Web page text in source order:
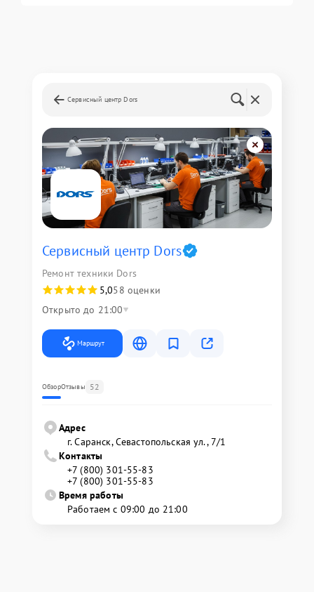
Сервисный центр Dors
Сервисный центр Dors
Ремонт техники Dors
5,058 оценки
Открыто до 21:00
Маршрут
ОбзорОтзывы 52
Адрес
г. Саранск, Севастопольская ул., 7/1
Контакты
+7 (800) 301-55-83
+7 (800) 301-55-83
Время работы
Работаем с 09:00 до 21:00